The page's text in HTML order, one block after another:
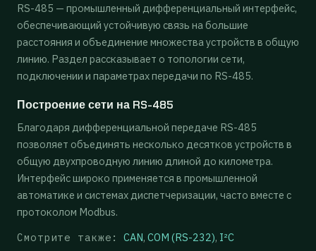
RS-485 — промышленный дифференциальный интерфейс,
обеспечивающий устойчивую связь на большие
расстояния и объединение множества устройств в общую
линию. Раздел рассказывает о топологии сети,
подключении и параметрах передачи по RS-485.
Построение сети на RS-485
Благодаря дифференциальной передаче RS-485
позволяет объединять несколько десятков устройств в
общую двухпроводную линию длиной до километра.
Интерфейс широко применяется в промышленной
автоматике и системах диспетчеризации, часто вместе с
протоколом Modbus.
Смотрите также:
CAN, COM (RS-232), I²C